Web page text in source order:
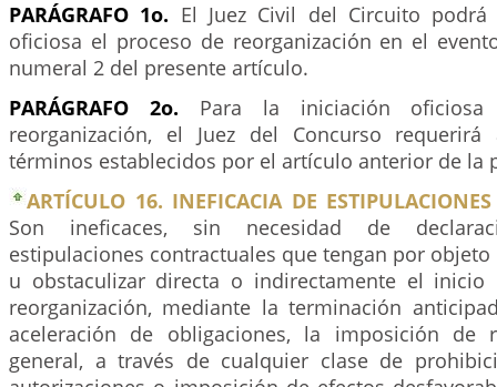
PARÁGRAFO 1o. El Juez Civil del Circuito
oficiosa el proceso de reorganización en el
numeral 2 del presente artículo.
PARÁGRAFO 2o. Para la iniciación
reorganización, el Juez del Concurso
términos establecidos por el artículo anterior de la
ARTÍCULO 16. INEFICACIA DE ESTIPULACIONES
Son ineficaces, sin necesidad de
estipulaciones contractuales que tengan por
u obstaculizar directa o indirectamente el
reorganización, mediante la terminación
aceleración de obligaciones, la imposición de
general, a través de cualquier clase de